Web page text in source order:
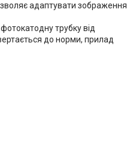
адаптувати зображення
трубку від
до норми, прилад